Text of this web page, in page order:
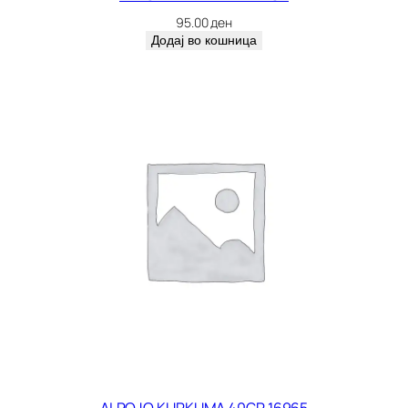
95.00ден
Додај во кошница